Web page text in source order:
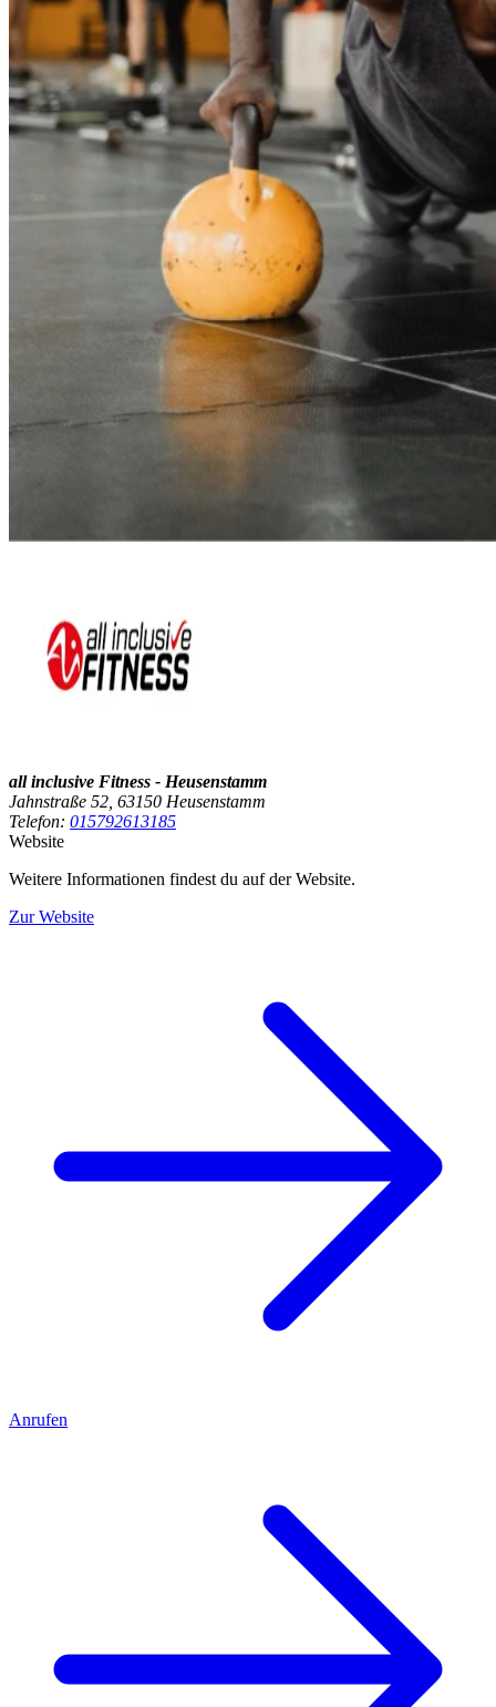
all inclusive Fitness - Heusenstamm
Jahnstraße 52, 63150 Heusenstamm
Telefon: 015792613185
Website
Weitere Informationen findest du auf der Website.
Zur Website
Anrufen